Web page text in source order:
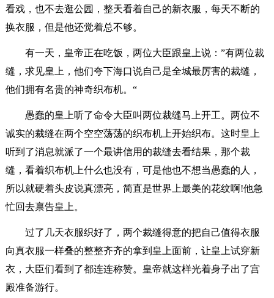
看戏，也不去逛公园，整天看着自己的新衣服，每天不断的
换衣服，但是他还觉着总不够。
有一天，皇帝正在吃饭，两位大臣跟皇上说：”有两位裁
缝，求见皇上，他们夸下海口说自己是全城最厉害的裁缝，
他们拥有名贵的神奇织布机。“
愚蠢的皇上听了命令大臣叫两位裁缝马上开工。两位不
诚实的裁缝在两个空空荡荡的织布机上开始织布。这时皇上
听到了消息就派了一个最讲信用的裁缝去看结果，那个裁
缝，看着织布机上什么也没有，可是他也不想当愚蠢的人，
所以就硬着头皮说真漂亮，简直是世界上最美的花纹啊!他急
忙回去禀告皇上。
过了几天衣服织好了，两个裁缝得意的把自己值得衣服
向真衣服一样叠的整整齐齐的拿到皇上面前，让皇上试穿新
衣，大臣们看到了都连连称赞。皇帝就这样光着身子出了宫
殿准备游行。